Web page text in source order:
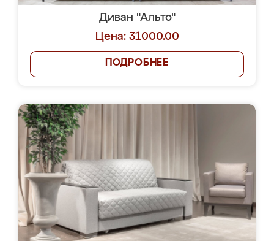
Диван "Альто"
Цена: 31000.00
ПОДРОБНЕЕ